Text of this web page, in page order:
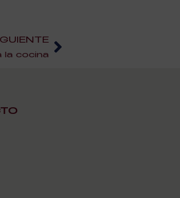
la cocina